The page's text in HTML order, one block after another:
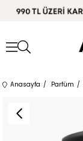
Anasayfa Parfüm